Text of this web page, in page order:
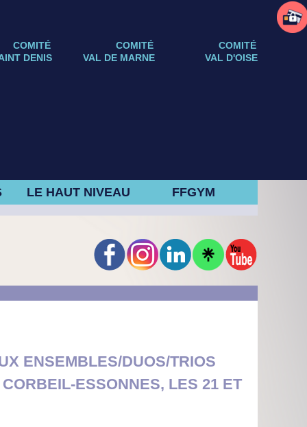
COMITÉ
COMITÉ
COMITÉ
VAL D'OISE
VAL DE MARNE
DENIS
LE HAUT NIVEAU FFGYM
ENSEMBLES/DUOS/TRIOS
ESSONNES, LES 21 ET